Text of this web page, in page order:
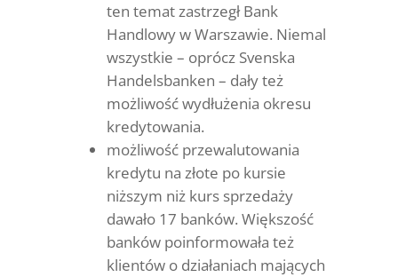
ten temat zastrzegł Bank
Handlowy w Warszawie. Niemal
wszystkie – oprócz Svenska
Handelsbanken – dały też
możliwość wydłużenia okresu
kredytowania.
możliwość przewalutowania
kredytu na złote po kursie
niższym niż kurs sprzedaży
dawało 17 banków. Większość
banków poinformowała też
klientów o działaniach mających